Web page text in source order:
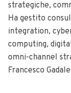
strategiche,
Ha gestito
integration,
computing,
omni-channel
Francesco